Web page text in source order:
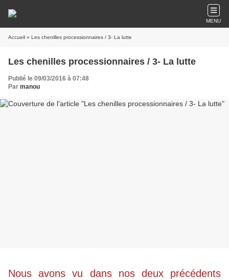
MENU
Accueil » Les chenilles processionnaires / 3- La lutte
Les chenilles processionnaires / 3- La lutte
Publié le 09/03/2016 à 07:48
Par manou
Nous avons vu dans nos deux précédents